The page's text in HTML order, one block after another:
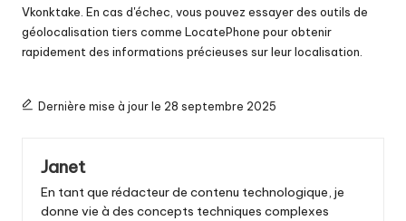
Vkonktake. En cas d'échec, vous pouvez essayer des outils de
géolocalisation tiers comme LocatePhone pour obtenir
rapidement des informations précieuses sur leur localisation.
Dernière mise à jour le 28 septembre 2025
Janet
En tant que rédacteur de contenu technologique, je
donne vie à des concepts techniques complexes